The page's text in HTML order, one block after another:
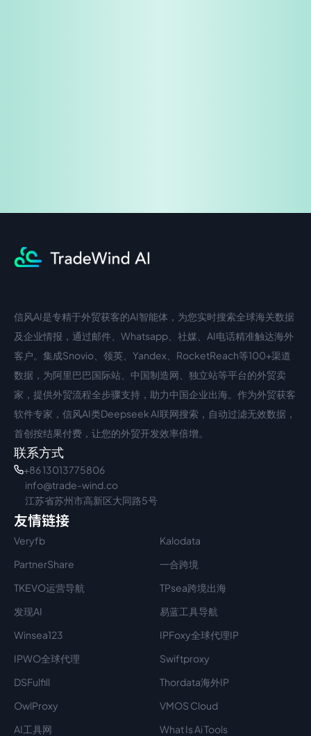
中文入口
信风AI是专精于外贸获客的AI智能体，为您实时搜索全球海关数据
及企业情报，通过邮件、Whatsapp、社媒、AI电话精准触达海外
客户。集成Snovio、领英、Yandex、RocketReach等100+渠道
数据，为阿里巴巴国际站、中国制造网、独立站等平台的外贸卖
家，提供外贸流程全步骤支持，助力中国企业出海。作为外贸获客
软件专家，信风AI类Deepseek AI联网搜索，自动过滤无效数据，
首创按结果付费，让您的外贸开发效率倍增。
联系方式
+86 13013775806
info@trade-wind.co
江苏省苏州市高新区大同路5号
友情链接
Veryfb
Kalodata
PartnerShare
一合跨境
TKEVO运营导航
TPsea跨境出海
发现AI
易蓝工具导航
Winsea123
IPFoxy全球代理IP
IPWO全球代理
Swiftproxy
DSFulfill
Thordata海外IP
OwlProxy
VMOS Cloud
AI工具网
What Is Ai Tools